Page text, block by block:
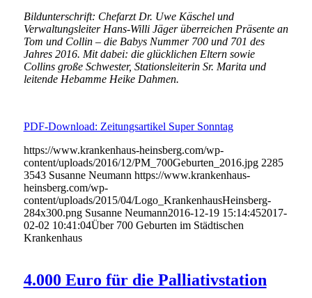
Bildunterschrift: Chefarzt Dr. Uwe Käschel und
Verwaltungsleiter Hans-Willi Jäger überreichen Präsente an
Tom und Collin – die Babys Nummer 700 und 701 des
Jahres 2016. Mit dabei: die glücklichen Eltern sowie
Collins große Schwester, Stationsleiterin Sr. Marita und
leitende Hebamme Heike Dahmen.
PDF-Download: Zeitungsartikel Super Sonntag
https://www.krankenhaus-heinsberg.com/wp-
content/uploads/2016/12/PM_700Geburten_2016.jpg 2285
3543 Susanne Neumann https://www.krankenhaus-
heinsberg.com/wp-
content/uploads/2015/04/Logo_KrankenhausHeinsberg-
284x300.png Susanne Neumann2016-12-19 15:14:452017-
02-02 10:41:04Über 700 Geburten im Städtischen
Krankenhaus
4.000 Euro für die Palliativstation